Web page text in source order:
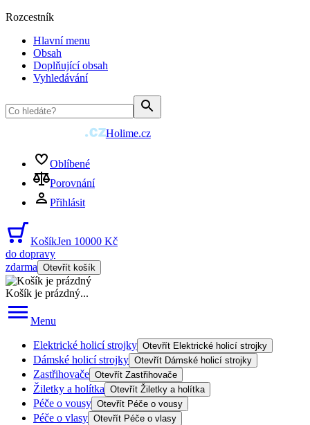
Rozcestník
Hlavní menu
Obsah
Doplňující obsah
Vyhledávání
Holime.cz
Oblíbené
Porovnání
Přihlásit
KošíkJen 10000 Kč
do dopravy
zdarma Otevřít košík
Košík je prázdný...
Menu
Elektrické holicí strojky Otevřít Elektrické holicí strojky
Dámské holicí strojky Otevřít Dámské holicí strojky
Zastřihovače Otevřít Zastřihovače
Žiletky a holítka Otevřít Žiletky a holítka
Péče o vousy Otevřít Péče o vousy
Péče o vlasy Otevřít Péče o vlasy